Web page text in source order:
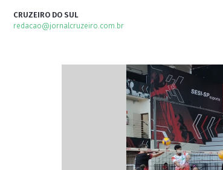
CRUZEIRO DO SUL
redacao@jornalcruzeiro.com.br